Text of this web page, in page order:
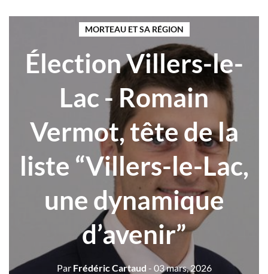
MORTEAU ET SA RÉGION
Élection Villers-le-
Lac - Romain
Vermot, tête de la
liste “Villers-le-Lac,
une dynamique
d’avenir”
ParFrédéric Cartaud - 03 mars, 2026